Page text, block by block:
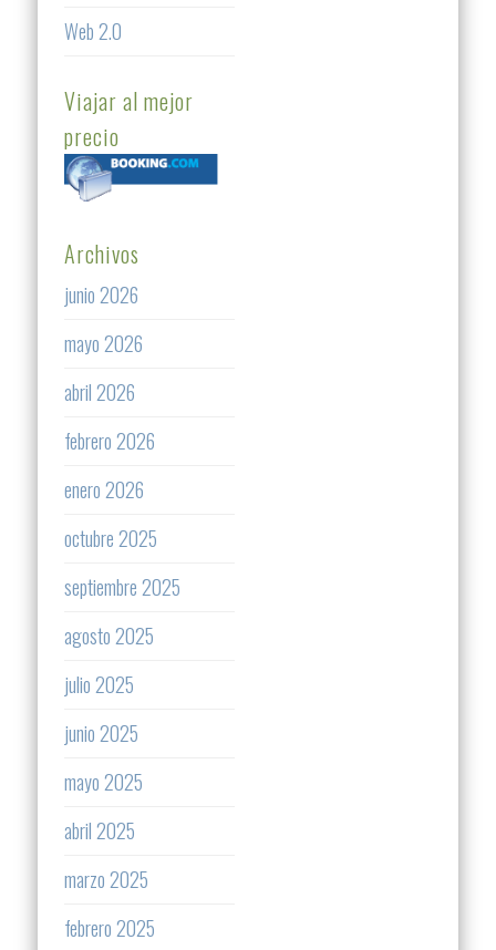
Web 2.0
Viajar al mejor
precio
Archivos
junio 2026
mayo 2026
abril 2026
febrero 2026
enero 2026
octubre 2025
septiembre 2025
agosto 2025
julio 2025
junio 2025
mayo 2025
abril 2025
marzo 2025
febrero 2025